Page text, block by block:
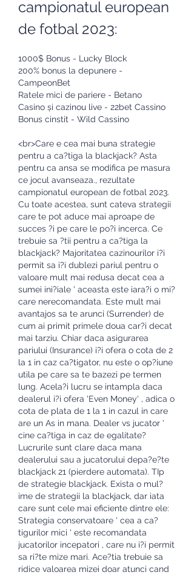
campionatul european
de fotbal 2023:
1000$ Bonus - Lucky Block
200% bonus la depunere -
CampeonBet
Ratele mici de pariere - Betano
Casino și cazinou live - 22bet Cassino
Bonus cinstit - Wild Cassino
<br>Care e cea mai buna strategie
pentru a ca?tiga la blackjack? Asta
pentru ca ansa se modifica pe masura
ce jocul avanseaza., rezultate
campionatul european de fotbal 2023.
Cu toate acestea, sunt cateva strategii
care te pot aduce mai aproape de
succes ?i pe care le po?i incerca. Ce
trebuie sa ?tii pentru a ca?tiga la
blackjack? Majoritatea cazinourilor i?i
permit sa i?i dublezi pariul pentru o
valoare mult mai redusa decat cea a
sumei ini?iale ' aceasta este iara?i o mi?
care nerecomandata. Este mult mai
avantajos sa te arunci (Surrender) de
cum ai primit primele doua car?i decat
mai tarziu. Chiar daca asigurarea
pariului (Insurance) i?i ofera o cota de 2
la 1 in caz ca?tigator, nu este o op?iune
utila pe care sa te bazezi pe termen
lung. Acela?i lucru se intampla daca
dealerul i?i ofera 'Even Money' , adica o
cota de plata de 1 la 1 in cazul in care
are un As in mana. Dealer vs jucator '
cine ca?tiga in caz de egalitate?
Lucrurile sunt clare daca mana
dealerului sau a jucatorului depa?e?te
blackjack 21 (pierdere automata). TIp
de strategie blackjack. Exista o mul?
ime de strategii la blackjack, dar iata
care sunt cele mai eficiente dintre ele:
Strategia conservatoare ' cea a ca?
tigurilor mici ' este recomandata
jucatorilor incepatori , care nu i?i permit
sa ri?te mize mari. Ace?tia trebuie sa
ridice valoarea mizei doar atunci cand